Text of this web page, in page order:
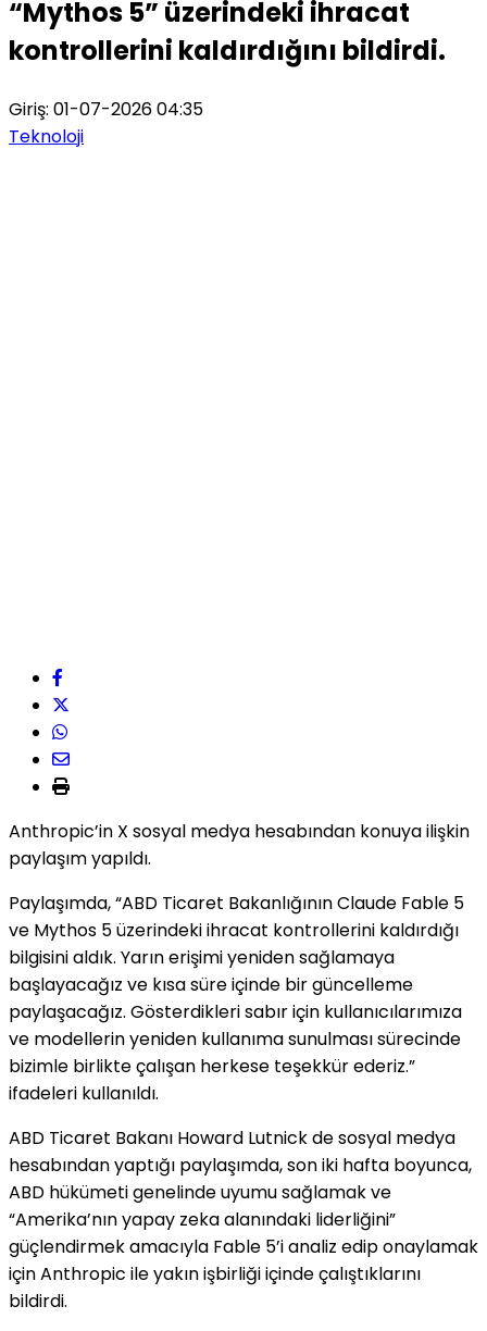
“Mythos 5” üzerindeki ihracat
kontrollerini kaldırdığını bildirdi.
Giriş: 01-07-2026 04:35
Teknoloji
Anthropic’in X sosyal medya hesabından konuya ilişkin
paylaşım yapıldı.
Paylaşımda, “ABD Ticaret Bakanlığının Claude Fable 5
ve Mythos 5 üzerindeki ihracat kontrollerini kaldırdığı
bilgisini aldık. Yarın erişimi yeniden sağlamaya
başlayacağız ve kısa süre içinde bir güncelleme
paylaşacağız. Gösterdikleri sabır için kullanıcılarımıza
ve modellerin yeniden kullanıma sunulması sürecinde
bizimle birlikte çalışan herkese teşekkür ederiz.”
ifadeleri kullanıldı.
ABD Ticaret Bakanı Howard Lutnick de sosyal medya
hesabından yaptığı paylaşımda, son iki hafta boyunca,
ABD hükümeti genelinde uyumu sağlamak ve
“Amerika’nın yapay zeka alanındaki liderliğini”
güçlendirmek amacıyla Fable 5’i analiz edip onaylamak
için Anthropic ile yakın işbirliği içinde çalıştıklarını
bildirdi.